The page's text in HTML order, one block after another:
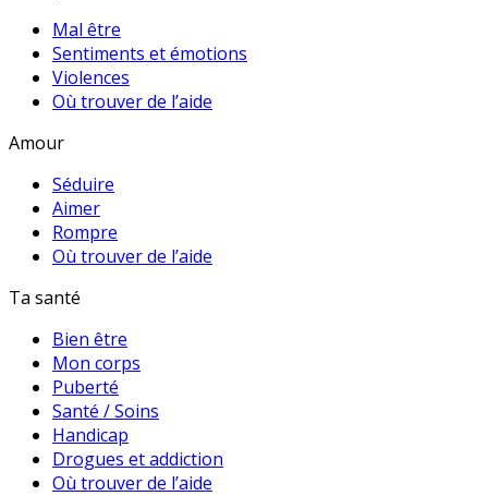
Mal être
Sentiments et émotions
Violences
Où trouver de l’aide
Amour
Séduire
Aimer
Rompre
Où trouver de l’aide
Ta santé
Bien être
Mon corps
Puberté
Santé / Soins
Handicap
Drogues et addiction
Où trouver de l’aide